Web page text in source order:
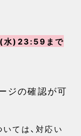
水)23:59まで
ジの確認が可
ては、対応い